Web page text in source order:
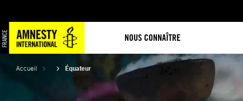
NOUS CONNAÎTRE
au
contenu
Accueil Équateur